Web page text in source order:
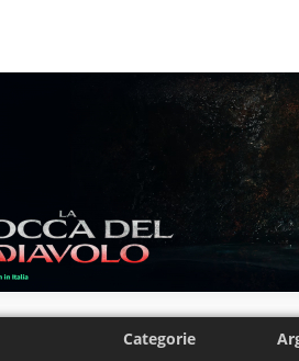
Categorie